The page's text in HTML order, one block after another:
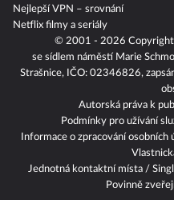
© 2001 - 2026 Copyright
se sídlem náměstí Marie
Strašnice, IČO: 02346826,
Autorská práva k
Podmínky pro užívání
Informace o zpracování osobních
Jednotná kontaktní místa /
Povinně
Nejlepší VPN – srovnání
Netflix filmy a seriály